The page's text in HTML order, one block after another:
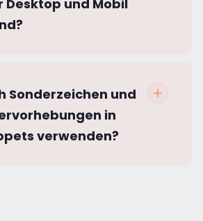
Desktop und Mobil
Sonderzeichen und
in
verwenden?